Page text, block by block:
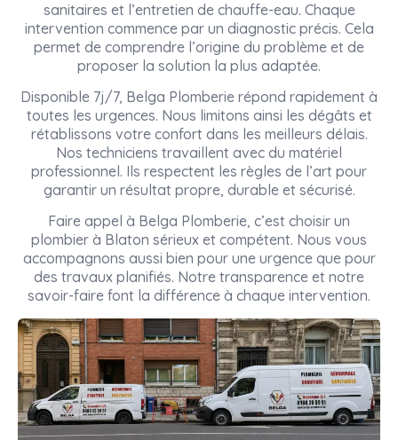
sanitaires et l’entretien de chauffe-eau. Chaque
intervention commence par un diagnostic précis. Cela
permet de comprendre l’origine du problème et de
proposer la solution la plus adaptée.
Disponible 7j/7, Belga Plomberie répond rapidement à
toutes les urgences. Nous limitons ainsi les dégâts et
rétablissons votre confort dans les meilleurs délais.
Nos techniciens travaillent avec du matériel
professionnel. Ils respectent les règles de l’art pour
garantir un résultat propre, durable et sécurisé.
Faire appel à Belga Plomberie, c’est choisir un
plombier à Blaton sérieux et compétent. Nous vous
accompagnons aussi bien pour une urgence que pour
des travaux planifiés. Notre transparence et notre
savoir-faire font la différence à chaque intervention.